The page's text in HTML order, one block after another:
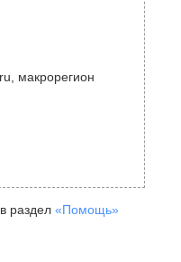
макрорегион
раздел «Помощь»